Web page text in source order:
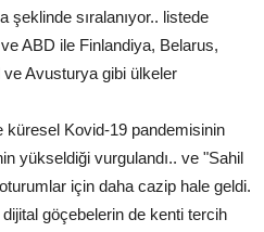
şeklinde sıralanıyor.. listede
ABD ile Finlandiya, Belarus,
ve Avusturya gibi ülkeler
Kovid-19 pandemisinin
yükseldiği vurgulandı.. ve "Sahil
için daha cazip hale geldi.
göçebelerin de kenti tercih